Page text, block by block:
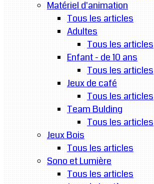
Matériel d'animation
Tous les articles
Adultes
Tous les articles
Enfant - de 10 ans
Tous les articles
Jeux de café
Tous les articles
Team Bulding
Tous les articles
Jeux Bois
Tous les articles
Sono et Lumière
Tous les articles